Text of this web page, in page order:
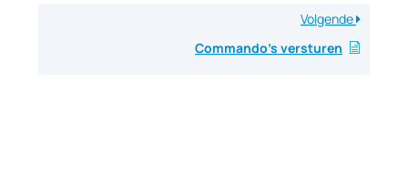
Volgende
Commando’s versturen